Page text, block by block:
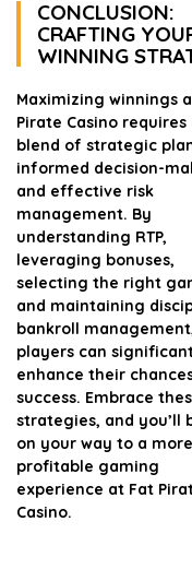
CONCLUSION:
CRAFTING
WINNING
Maximizing winnings
Pirate Casino requires
blend of strategic
informed decision-
and effective risk
management. By
understanding RTP,
leveraging bonuses,
selecting the right
and maintaining
bankroll
players can
enhance their
success. Embrace
strategies, and you’ll
on your way to a more
profitable gaming
experience at Fat
Casino.